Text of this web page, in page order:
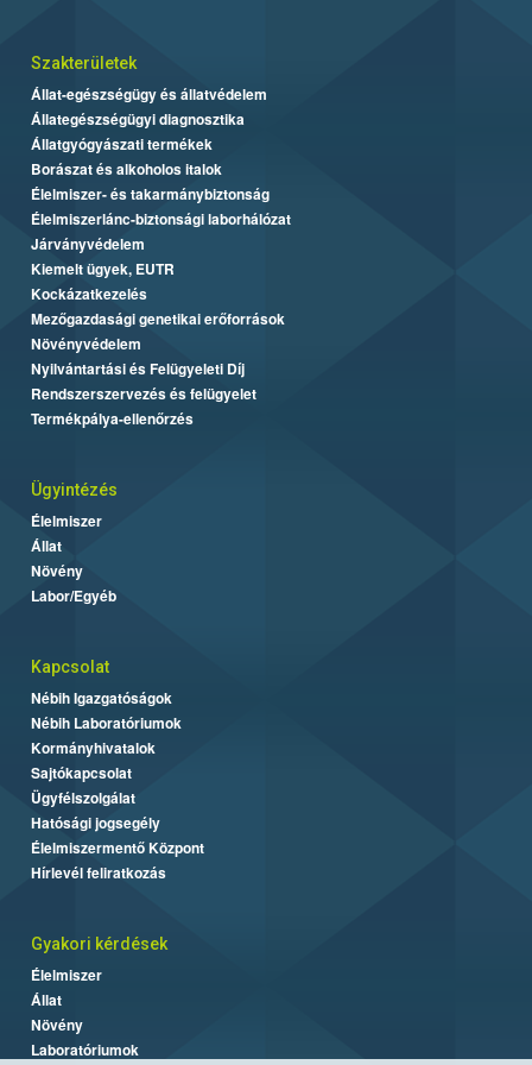
Szakterületek
Állat-egészségügy és állatvédelem
Állategészségügyi diagnosztika
Állatgyógyászati termékek
Borászat és alkoholos italok
Élelmiszer- és takarmánybiztonság
Élelmiszerlánc-biztonsági laborhálózat
Járványvédelem
Kiemelt ügyek, EUTR
Kockázatkezelés
Mezőgazdasági genetikai erőforrások
Növényvédelem
Nyilvántartási és Felügyeleti Díj
Rendszerszervezés és felügyelet
Termékpálya-ellenőrzés
Ügyintézés
Élelmiszer
Állat
Növény
Labor/Egyéb
Kapcsolat
Nébih Igazgatóságok
Nébih Laboratóriumok
Kormányhivatalok
Sajtókapcsolat
Ügyfélszolgálat
Hatósági jogsegély
Élelmiszermentő Központ
Hírlevél feliratkozás
Gyakori kérdések
Élelmiszer
Állat
Növény
Laboratóriumok